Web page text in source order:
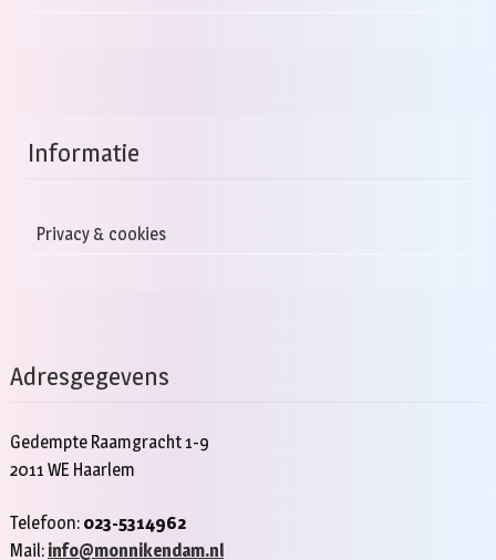
Informatie
Privacy & cookies
Adresgegevens
Gedempte Raamgracht 1-9
2011 WE Haarlem
Telefoon: 023-5314962
Mail: info@monnikendam.nl